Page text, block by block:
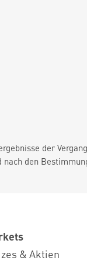
der
den
& Aktien